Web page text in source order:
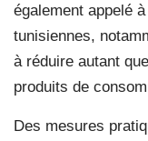
également appelé
tunisiennes,
à réduire autant
produits de
Des mesures